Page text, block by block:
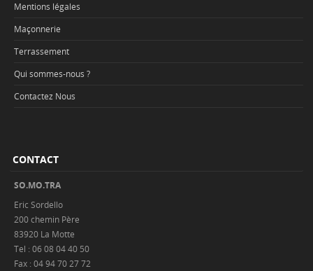
Mentions légales
Maçonnerie
Terrassement
Qui sommes-nous ?
Contactez Nous
CONTACT
SO.MO.TRA
Eric Sordello
200 chemin Père
83920 La Motte
Tel : 06 08 04 40 50
Fax : 04 94 70 27 72